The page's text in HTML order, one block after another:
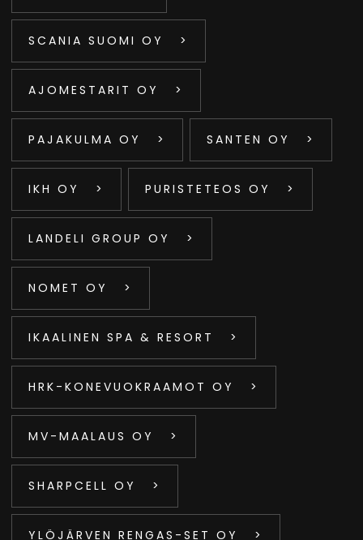
SCANIA SUOMI OY
AJOMESTARIT OY
PAJAKULMA OY SANTEN OY
IKH OY PURISTETEOS OY
LANDELI GROUP OY
NOMET OY
IKAALINEN SPA & RESORT
HRK-KONEVUOKRAAMOT OY
MV-MAALAUS OY
SHARPCELL OY
YLÖJÄRVEN RENGAS-SET OY